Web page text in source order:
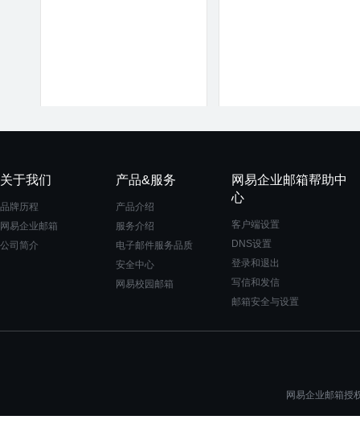
关于我们
品牌历程
网易企业邮箱
公司简介
产品&服务
产品介绍
服务介绍
电子邮件服务品质
安全中心
网易校园邮箱
网易企业邮箱帮助中
心
客户端设置
DNS设置
登录和退出
写信和发信
邮箱安全与设置
网易企业邮箱